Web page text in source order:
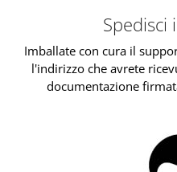
Spedisci
Imballate con cura il
l'indirizzo che avrete
documentazione